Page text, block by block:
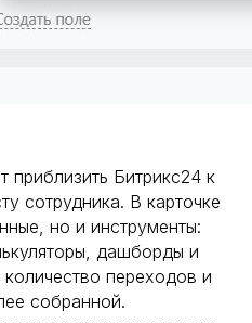
приблизить Битрикс24 к
сотрудника. В карточке
но и инструменты:
дашборды и
переходов и
собранной.